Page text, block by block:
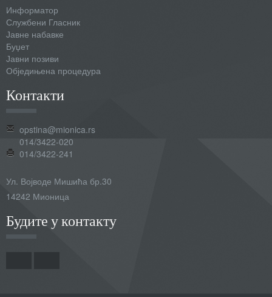
Информатор
Службени Гласник
Јавне набавке
Буџет
Јавни позиви
Обједињена процедура
Контакти
opstina@mionica.rs
014/3422-020
014/3422-241
Ул. Војводе Мишића бр.30
14242 Мионица
Будите у контакту